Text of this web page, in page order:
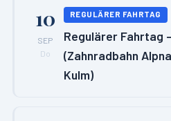
10
SEP
Do
REGULÄRER FAHRTAG
Regulärer Fahrtag
(Zahnradbahn
Kulm)